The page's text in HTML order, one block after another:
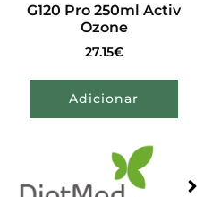
G120 Pro 250ml Activ
Ozone
27.15€
Adicionar